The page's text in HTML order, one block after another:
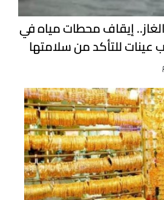
إيقاف محطات مياه في
عينات للتأكد من سلامتها